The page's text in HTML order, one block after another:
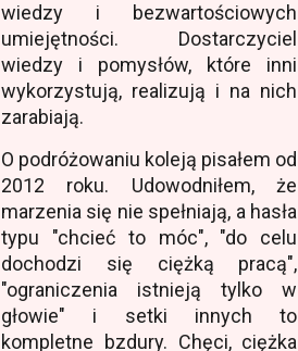
wiedzy i bezwartościowych
umiejętności. Dostarczyciel
wiedzy i pomysłów, które inni
wykorzystują, realizują i na nich
zarabiają.
O podróżowaniu koleją pisałem od
2012 roku. Udowodniłem, że
marzenia się nie spełniają, a hasła
typu "chcieć to móc", "do celu
dochodzi się ciężką pracą",
"ograniczenia istnieją tylko w
głowie" i setki innych to
kompletne bzdury. Chęci, ciężka